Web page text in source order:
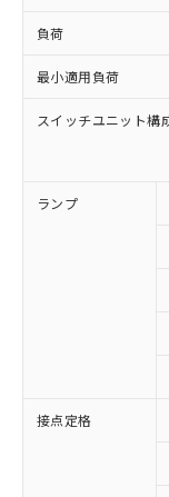
負荷
最小適用負荷
スイッチユニット構
ランプ
接点定格
ご利
※1 対応
対応
非含有に
す。
対応予定
有に対応